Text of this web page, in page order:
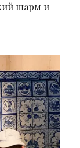
шарм и